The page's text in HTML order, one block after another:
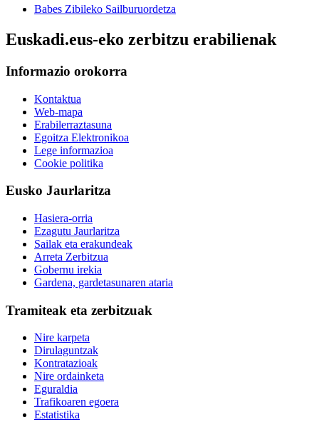
Babes Zibileko Sailburuordetza
Euskadi.eus-eko zerbitzu erabilienak
Informazio orokorra
Kontaktua
Web-mapa
Erabilerraztasuna
Egoitza Elektronikoa
Lege informazioa
Cookie politika
Eusko Jaurlaritza
Hasiera-orria
Ezagutu Jaurlaritza
Sailak eta erakundeak
Arreta Zerbitzua
Gobernu irekia
Gardena, gardetasunaren ataria
Tramiteak eta zerbitzuak
Nire karpeta
Dirulaguntzak
Kontratazioak
Nire ordainketa
Eguraldia
Trafikoaren egoera
Estatistika